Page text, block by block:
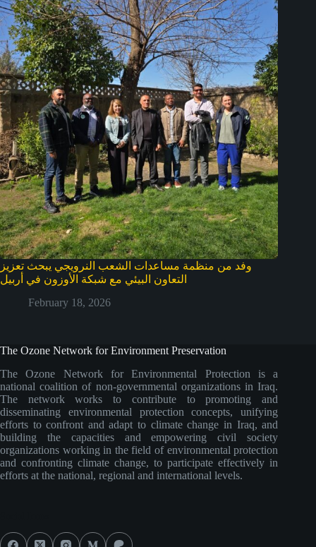
وفد من منظمة مساعدات الشعب النرويجي يبحث تعزيز
التعاون البيئي مع شبكة الأوزون في أربيل
February 18, 2026
The Ozone Network for Environment Preservation
The Ozone Network for Environmental Protection is a
national coalition of non-governmental organizations in Iraq.
The network works to contribute to promoting and
disseminating environmental protection concepts, unifying
efforts to confront and adapt to climate change in Iraq, and
building the capacities and empowering civil society
organizations working in the field of environmental protection
and confronting climate change, to participate effectively in
efforts at the national, regional and international levels.